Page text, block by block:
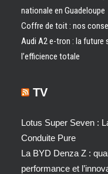
nationale en Guadeloupe
Coffre de toit : nos
Audi A2 e-tron : la future
l’efficience totale
TV
Lotus Super Seven :
Conduite Pure
La BYD Denza Z :
performance et